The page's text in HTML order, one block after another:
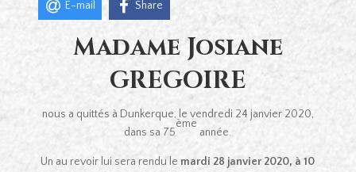
E-mail Share
Madame Josiane
GREGOIRE
nous a quittés à Dunkerque, le vendredi 24 janvier 2020,
dans sa 75
ème
année.
Un au revoir lui sera rendu le mardi 28 janvier 2020, à 10